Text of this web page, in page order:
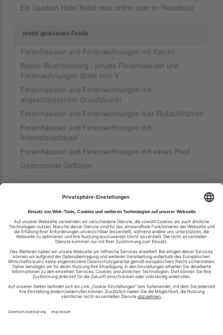
Ein Usedom Hotel findet man online oder im Reisebüro
meist gelesenen Feeds
Ferienhaeuser und Ferienwohnungen mit Kamin!
Baden-Wuerttemberg - private Ferienhaeuser und
Ferienwohnungen direkt vom V
Ferienhaeuser und Ferienwohnungen mit
abgeschlossenem Grundstueck!
Ferienhaeuser und Ferienwohnungen fuer Rollstuhlfahrer!
Ferienhaeuser und Ferienwohnungen mit
Internetanschluss!
Ferienhaeuser und Ferienwohnungen mit einem Pool!
Gastronomie Geflüster
Ihren RSS-Feed veröffentlichen
RSS-Verzeichnis.de © 2003-2026
Impressum
Kontakt
Datenschutzinformation
Cookie-Einstellungen